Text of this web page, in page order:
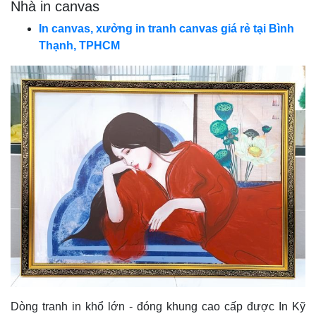
Nhà in canvas
In canvas, xưởng in tranh canvas giá rẻ tại Bình
Thạnh, TPHCM
Dòng tranh in khổ lớn - đóng khung cao cấp được In Kỹ